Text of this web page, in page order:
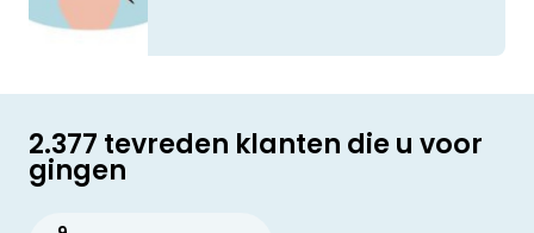
2.377 tevreden klanten die u voor
gingen